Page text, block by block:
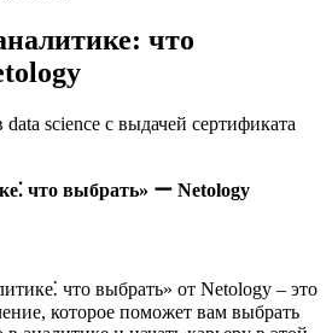
что
что выбрать» ー Netology
что выбрать» от Netology – это
которое поможет вам выбрать